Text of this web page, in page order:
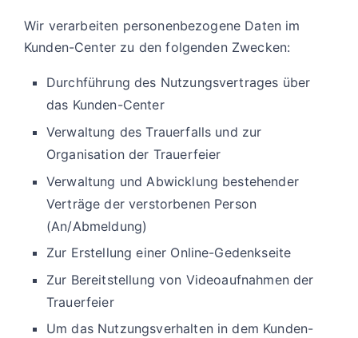
Wir verarbeiten personenbezogene Daten im
Kunden-Center zu den folgenden Zwecken:
Durchführung des Nutzungsvertrages über
das Kunden-Center
Verwaltung des Trauerfalls und zur
Organisation der Trauerfeier
Verwaltung und Abwicklung bestehender
Verträge der verstorbenen Person
(An/Abmeldung)
Zur Erstellung einer Online-Gedenkseite
Zur Bereitstellung von Videoaufnahmen der
Trauerfeier
Um das Nutzungsverhalten in dem Kunden-